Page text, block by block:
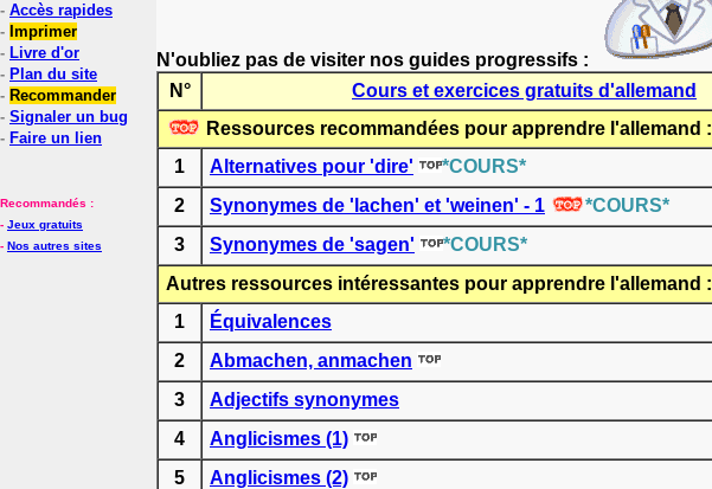
- Accès rapides
- Imprimer
- Livre d'or
- Plan du site
- Recommander
- Signaler un bug
- Faire un lien
Recommandés :
- Jeux gratuits
- Nos autres sites
N'oubliez pas de visiter nos guides progressifs :
N°
Cours et exercices gratuits d'allemand
Ressources recommandées pour apprendre l'allemand :
1
Alternatives pour 'dire' *COURS*
2
Synonymes de 'lachen' et 'weinen' - 1 *COURS*
3
Synonymes de 'sagen' *COURS*
Autres ressources intéressantes pour apprendre l'allemand :
1
Équivalences
2
Abmachen, anmachen
3
Adjectifs synonymes
4
Anglicismes (1)
5
Anglicismes (2)